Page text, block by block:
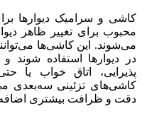
کاشی و سرامیک دیوارها
محبوب برای تغییر ظاهر
می‌شوند. این کاشی‌ها
در دیوارها استفاده شوند
پذیرایی، اتاق خواب یا
کاشی‌های تزئینی سه‌بعدی
دقت و ظرافت بیشتری اضافه